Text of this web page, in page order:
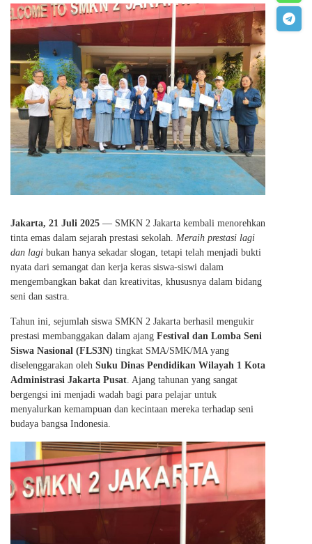
Jakarta, 21 Juli 2025 — SMKN 2 Jakarta kembali menorehkan
tinta emas dalam sejarah prestasi sekolah. Meraih prestasi lagi
dan lagi bukan hanya sekadar slogan, tetapi telah menjadi bukti
nyata dari semangat dan kerja keras siswa-siswi dalam
mengembangkan bakat dan kreativitas, khususnya dalam bidang
seni dan sastra.
Tahun ini, sejumlah siswa SMKN 2 Jakarta berhasil mengukir
prestasi membanggakan dalam ajang Festival dan Lomba Seni
Siswa Nasional (FLS3N) tingkat SMA/SMK/MA yang
diselenggarakan oleh Suku Dinas Pendidikan Wilayah 1 Kota
Administrasi Jakarta Pusat . Ajang tahunan yang sangat
bergengsi ini menjadi wadah bagi para pelajar untuk
menyalurkan kemampuan dan kecintaan mereka terhadap seni
budaya bangsa Indonesia.